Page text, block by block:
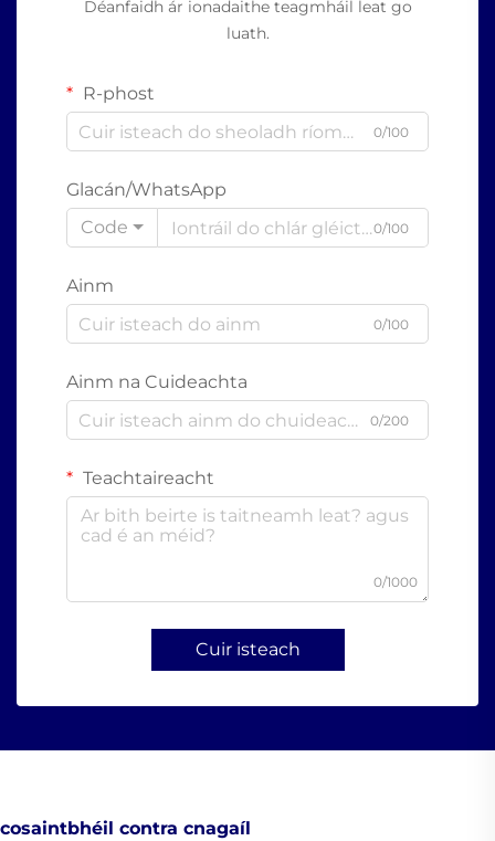
Déanfaidh ár ionadaithe teagmháil leat go
luath.
R-phost
0/100
Glacán/WhatsApp
Code
0/100
Ainm
0/100
Ainm na Cuideachta
0/200
Teachtaireacht
0/1000
Cuir isteach
cosaintbhéil contra cnagaíl